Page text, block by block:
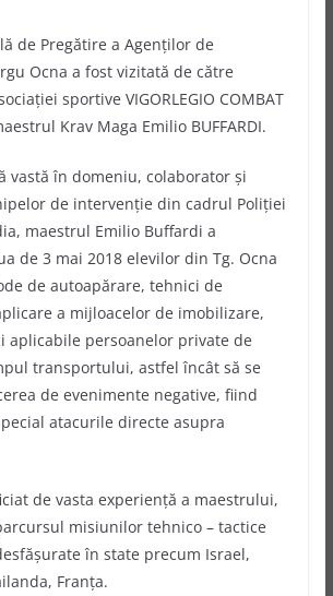
de Pregătire a Agenţilor de
Ocna a fost vizitată de către
sportive VIGORLEGIO COMBAT
Krav Maga Emilio BUFFARDI.
vastă în domeniu, colaborator și
de intervenție din cadrul Poliției
maestrul Emilio Buffardi a
de 3 mai 2018 elevilor din Tg. Ocna
de autoapărare, tehnici de
a mijloacelor de imobilizare,
aplicabile persoanelor private de
transportului, astfel încât să se
de evenimente negative, fiind
atacurile directe asupra
de vasta experiență a maestrului,
misiunilor tehnico – tactice
în state precum Israel,
Franța.